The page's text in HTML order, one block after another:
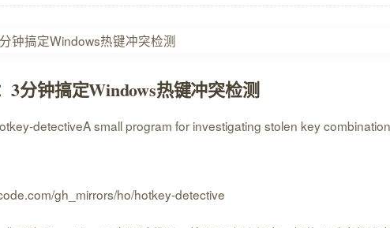
3分钟搞定Windows热键冲突检测
detectiveA small program for investigating stolen key
gh_mirrors/ho/hotkey-detective